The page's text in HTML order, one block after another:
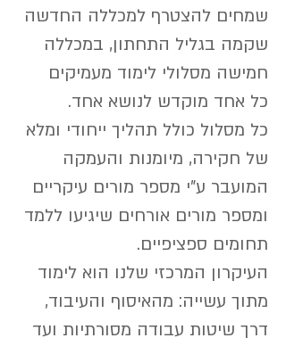
שמחים להצטרף למכללה החדשה
שקמה בגליל התחתון, במכללה
חמישה מסלולי לימוד מעמיקים
כל אחד מוקדש לנושא אחד.
כל מסלול כולל תהליך ייחודי ומלא
של חקירה, מיומנות והעמקה
המועבר ע"י מספר מורים עיקריים
ומספר מורים אורחים שיגיעו ללמד
תחומים ספציפיים.
העיקרון המרכזי שלנו הוא לימוד
מתוך עשייה: מהאיסוף והעיבוד,
דרך שיטות עבודה מסורתיות ועד